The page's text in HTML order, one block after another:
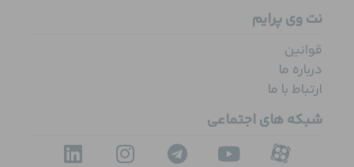
نت وی پرایم
قوانین
درباره ما
ارتباط با ما
شبکه های اجتماعی